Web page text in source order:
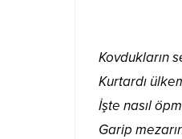
Kovdukların
Kurtardı
İşte nasıl
Garip